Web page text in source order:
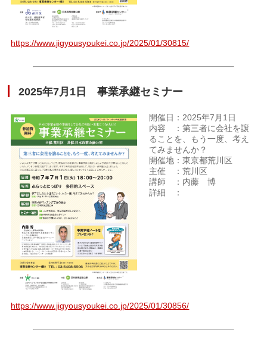
https://www.jigyousyoukei.co.jp/2025/01/30815/
2025年7月1日 事業承継セミナー
開催日：2025年7月1日
内容 ：第三者に会社を譲
ることを、もう一度、考え
てみませんか？
開催地：東京都荒川区
主催 ：荒川区
講師 ：内藤 博
詳細 ：
https://www.jigyousyoukei.co.jp/2025/01/30856/